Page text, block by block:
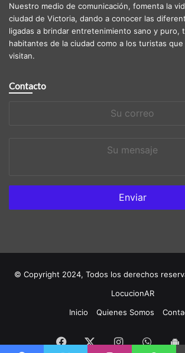
Nuestro medio de comunicación, fomenta la
ciudad de Victoria, dando a conocer las
ligadas a brindar entretenimiento sano y puro,
habitantes de la ciudad como a los turistas
visitan.
Contacto
© Copyright 2024, Todos los derechos
LocucionAR
Inicio
Quienes Somos
Facebook
TwitterInstagram